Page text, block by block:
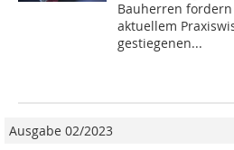
Bauherren
aktuellem
gestiegenen...
Ausgabe 02/2023